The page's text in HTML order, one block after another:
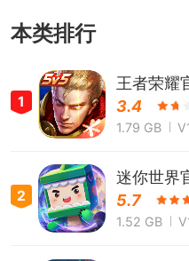
本类排行
1
王者荣耀
3.4
1.79 GB
2
迷你世界
5.7
1.52 GB